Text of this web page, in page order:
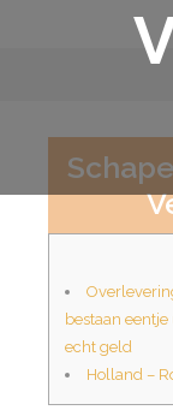
bestaan
echt geld
Holland –